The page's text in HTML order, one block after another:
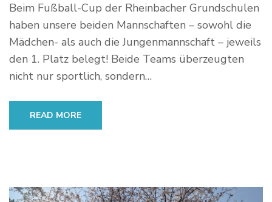
Beim Fußball-Cup der Rheinbacher Grundschulen
haben unsere beiden Mannschaften – sowohl die
Mädchen- als auch die Jungenmannschaft – jeweils
den 1. Platz belegt! Beide Teams überzeugten
nicht nur sportlich, sondern…
READ MORE